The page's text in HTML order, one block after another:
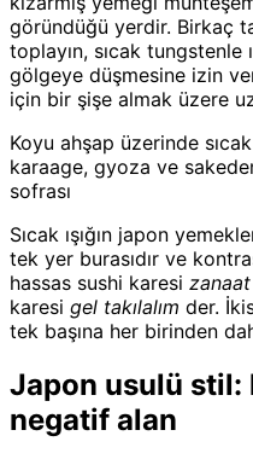
göründüğü yerdir. Birkaç
toplayın, sıcak tungstenle
gölgeye düşmesine izin
için bir şişe almak üzere
Koyu ahşap üzerinde
karaage, gyoza ve
sofrası
Sıcak ışığın japon
tek yer burasıdır ve
hassas sushi karesi zanaat
karesi gel takılalım der.
tek başına her birinden
Japon usulü stil:
negatif alan